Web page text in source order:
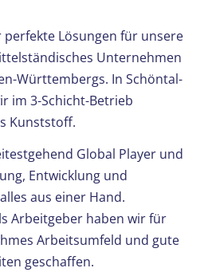
perfekte Lösungen für unsere
Unternehmen
Württembergs. In Schöntal-
im 3-Schicht-Betrieb
Kunststoff.
Global Player und
Entwicklung und
aus einer Hand.
Arbeitgeber haben wir für
Arbeitsumfeld und gute
geschaffen.